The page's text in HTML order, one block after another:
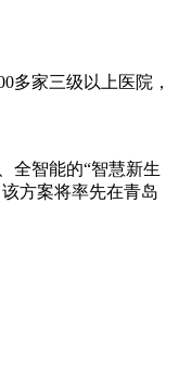
多家三级以上医院，
全智能的“智慧新生
方案将率先在青岛